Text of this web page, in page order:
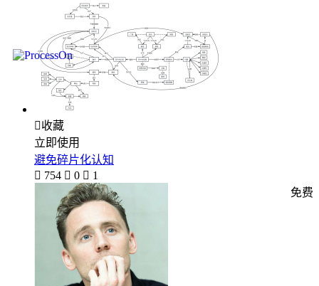
收藏
立即使用
避免碎片化认知
 754  0  1
免费